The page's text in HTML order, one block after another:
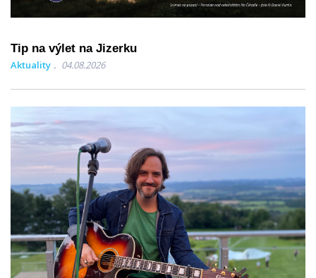
Tip na výlet na Jizerku
Aktuality 04.08.2026